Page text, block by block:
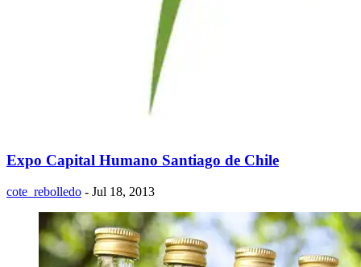
Expo Capital Humano Santiago de Chile
cote_rebolledo - Jul 18, 2013